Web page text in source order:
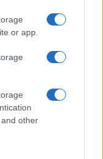
or app.
other